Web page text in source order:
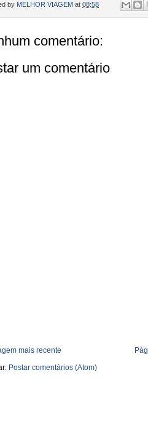
by MELHOR VIAGEM at 08:58
comentário:
um comentário
mais recente
Postar comentários (Atom)